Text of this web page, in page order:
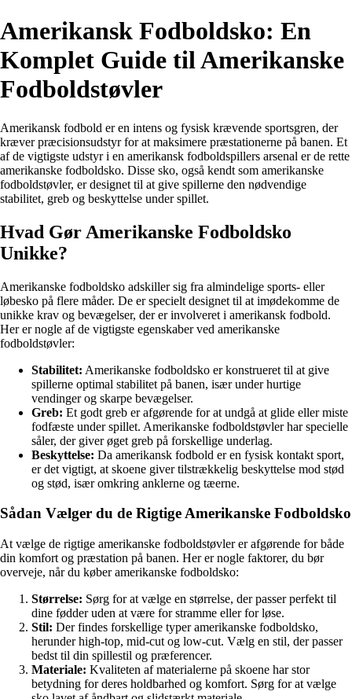
Amerikansk Fodboldsko: En
Komplet Guide til Amerikanske
Fodboldstøvler
Amerikansk fodbold er en intens og fysisk krævende sportsgren, der
kræver præcisionsudstyr for at maksimere præstationerne på banen. Et
af de vigtigste udstyr i en amerikansk fodboldspillers arsenal er de rette
amerikanske fodboldsko. Disse sko, også kendt som amerikanske
fodboldstøvler, er designet til at give spillerne den nødvendige
stabilitet, greb og beskyttelse under spillet.
Hvad Gør Amerikanske Fodboldsko
Unikke?
Amerikanske fodboldsko adskiller sig fra almindelige sports- eller
løbesko på flere måder. De er specielt designet til at imødekomme de
unikke krav og bevægelser, der er involveret i amerikansk fodbold.
Her er nogle af de vigtigste egenskaber ved amerikanske
fodboldstøvler:
Stabilitet: Amerikanske fodboldsko er konstrueret til at give
spillerne optimal stabilitet på banen, især under hurtige
vendinger og skarpe bevægelser.
Greb: Et godt greb er afgørende for at undgå at glide eller miste
fodfæste under spillet. Amerikanske fodboldstøvler har specielle
såler, der giver øget greb på forskellige underlag.
Beskyttelse: Da amerikansk fodbold er en fysisk kontakt sport,
er det vigtigt, at skoene giver tilstrækkelig beskyttelse mod stød
og stød, især omkring anklerne og tæerne.
Sådan Vælger du de Rigtige Amerikanske Fodboldsko
At vælge de rigtige amerikanske fodboldstøvler er afgørende for både
din komfort og præstation på banen. Her er nogle faktorer, du bør
overveje, når du køber amerikanske fodboldsko:
Størrelse: Sørg for at vælge en størrelse, der passer perfekt til
dine fødder uden at være for stramme eller for løse.
Stil: Der findes forskellige typer amerikanske fodboldsko,
herunder high-top, mid-cut og low-cut. Vælg en stil, der passer
bedst til din spillestil og præferencer.
Materiale: Kvaliteten af materialerne på skoene har stor
betydning for deres holdbarhed og komfort. Sørg for at vælge